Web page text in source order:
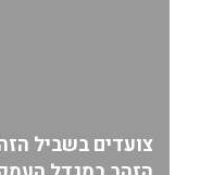
צועדים בשביל